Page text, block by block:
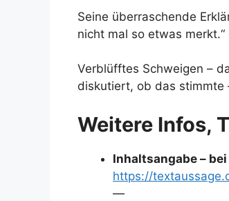
Seine überraschende
nicht mal so etwas merkt.“
Verblüfftes Schweigen –
diskutiert, ob das stimmte
Weitere Infos,
Inhaltsangabe –
https://
—